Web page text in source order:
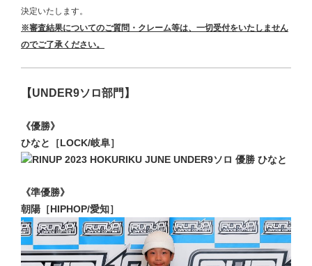
決定いたします。
※審査結果についてのご質問・クレーム等は、一切受付をいたしません
のでご了承ください。
【UNDER9ソロ部門】
《優勝》
ひなと［LOCK/岐阜］
《準優勝》
朝陽［HIPHOP/愛知］